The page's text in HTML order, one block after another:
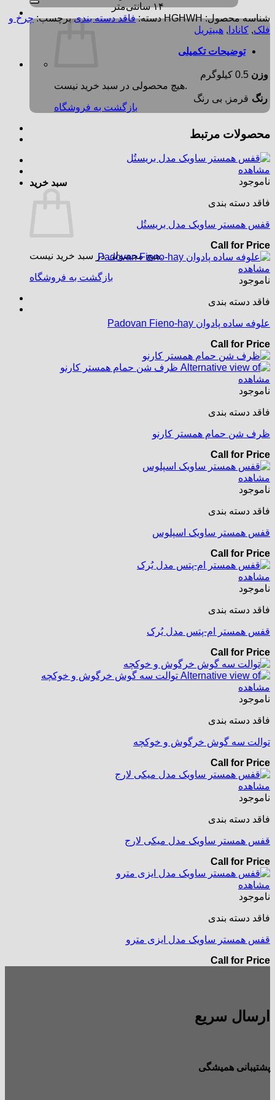
هیچ محصولی در سبد خرید نیست.
بازگشت به فروشگاه
سبد خرید
هیچ محصولی در سبد خرید نیست.
بازگشت به فروشگاه
۱۴ سانتی‌متر
شناسه محصول:HGHWH دسته:فاقد دسته بندی برچسب:چرخ و
فلک, کانادا , هبیتریل
توضیحات تکمیلی
وزن 0.5 کیلوگرم
رنگ قرمز, بی رنگ
محصولات مرتبط
مشاهده
ناموجود
فاقد دسته بندی
قفس همستر ساویک مدل بریستُل
Call for Price
مشاهده
ناموجود
فاقد دسته بندی
علوفه ساده پادوان Padovan Fieno-hay
Call for Price
مشاهده
ناموجود
فاقد دسته بندی
ظرف شن حمام همستر کارنو
Call for Price
مشاهده
ناموجود
فاقد دسته بندی
قفس همستر ساویک اسپلوس
Call for Price
مشاهده
ناموجود
فاقد دسته بندی
قفس همستر ام-پتس مدل یُرک
Call for Price
مشاهده
ناموجود
فاقد دسته بندی
توالت سه گوش خرگوش و خوکچه
Call for Price
مشاهده
ناموجود
فاقد دسته بندی
قفس همستر ساویک مدل میکی لارج
Call for Price
مشاهده
ناموجود
فاقد دسته بندی
قفس همستر ساویک مدل ایزی مترو
Call for Price
ارسال سریع
پشتیبانی همیشگی